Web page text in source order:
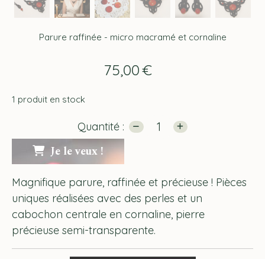
Parure raffinée - micro macramé et cornaline
75,00€
1 produit en stock
Quantité :
Je le veux !
Magnifique parure, raffinée et précieuse ! Pièces
uniques réalisées avec des perles et un
cabochon centrale en cornaline, pierre
précieuse semi-transparente.